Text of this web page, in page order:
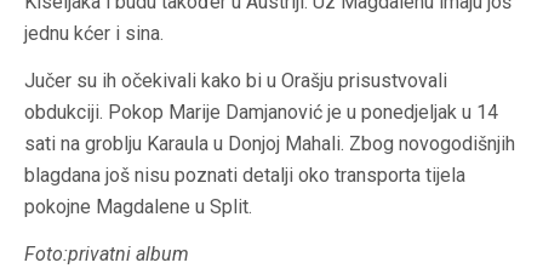
jednu kćer i sina.
Jučer su ih očekivali kako bi u Orašju prisustvovali
obdukciji. Pokop Marije Damjanović je u ponedjeljak u 14
sati na groblju Karaula u Donjoj Mahali. Zbog novogodišnjih
blagdana još nisu poznati detalji oko transporta tijela
pokojne Magdalene u Split.
Foto:privatni album